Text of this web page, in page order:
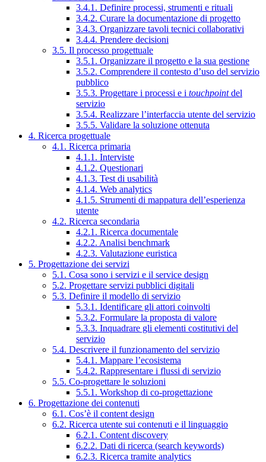
3.4.1. Definire processi, strumenti e rituali
3.4.2. Curare la documentazione di progetto
3.4.3. Organizzare tavoli tecnici collaborativi
3.4.4. Prendere decisioni
3.5. Il processo progettuale
3.5.1. Organizzare il progetto e la sua gestione
3.5.2. Comprendere il contesto d’uso del servizio
pubblico
3.5.3. Progettare i processi e i touchpointdel
servizio
3.5.4. Realizzare l’interfaccia utente del servizio
3.5.5. Validare la soluzione ottenuta
4. Ricerca progettuale
4.1. Ricerca primaria
4.1.1. Interviste
4.1.2. Questionari
4.1.3. Test di usabilità
4.1.4. Web analytics
4.1.5. Strumenti di mappatura dell’esperienza
utente
4.2. Ricerca secondaria
4.2.1. Ricerca documentale
4.2.2. Analisi benchmark
4.2.3. Valutazione euristica
5. Progettazione dei servizi
5.1. Cosa sono i servizi e il service design
5.2. Progettare servizi pubblici digitali
5.3. Definire il modello di servizio
5.3.1. Identificare gli attori coinvolti
5.3.2. Formulare la proposta di valore
5.3.3. Inquadrare gli elementi costitutivi del
servizio
5.4. Descrivere il funzionamento del servizio
5.4.1. Mappare l’ecosistema
5.4.2. Rappresentare i flussi di servizio
5.5. Co-progettare le soluzioni
5.5.1. Workshop di co-progettazione
6. Progettazione dei contenuti
6.1. Cos’è il content design
6.2. Ricerca utente sui contenuti e il linguaggio
6.2.1. Content discovery
6.2.2. Dati di ricerca (search keywords)
6.2.3. Ricerca tramite analytics